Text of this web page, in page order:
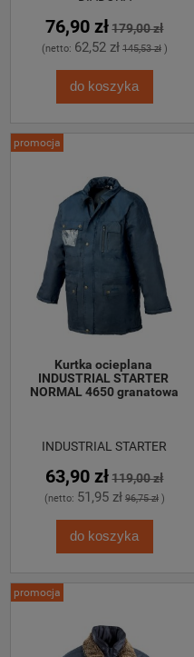
76,90 zł 179,00 zł
(netto: 62,52 zł 145,53 zł)
do koszyka
Kurtka ocieplana
INDUSTRIAL STARTER
NORMAL 4650 granatowa
INDUSTRIAL STARTER
63,90 zł 119,00 zł
(netto: 51,95 zł 96,75 zł)
do koszyka
promocja
promocja